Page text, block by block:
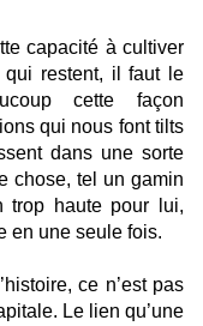
capacité à cultiver
qui restent, il faut le
cette façon
qui nous font tilts
dans une sorte
chose, tel un gamin
trop haute pour lui,
en une seule fois.
ce n’est pas
Le lien qu’une